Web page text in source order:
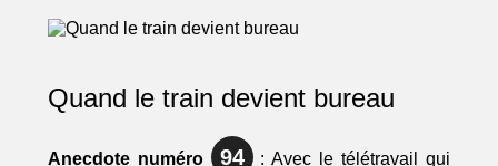
Quand le train devient bureau
Anecdote numéro 94 : Avec le télétravail qui